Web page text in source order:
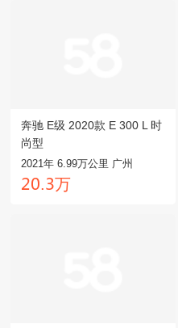
奔驰 E级 2020款 E 300 L 时
尚型
2021年 6.99万公里 广州
龥龤.閏万